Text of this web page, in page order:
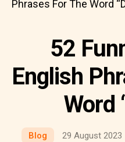
Phrases For The Word
52
English
Word
Blog 29 August 2023